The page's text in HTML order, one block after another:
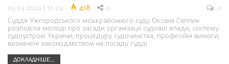
05.03.2020 | 11:29 418 0
0
Суддя Ужгородського міськрайонного суду Оксана Світлик
розповіла молоді про засади організації судової влади, систему
судоустрою України, процедуру судочинства, професійні вимоги,
визначені законодавством на посаду судді
ДОКЛАДНІШЕ...